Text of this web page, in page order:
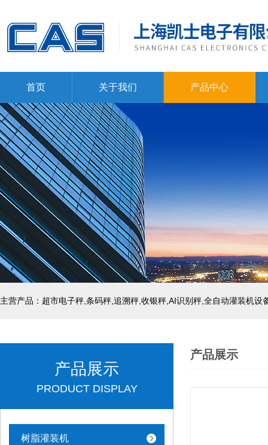
首页 关于我们 产品中心
主营产品：超市电子秤,条码秤,追溯秤,收银秤,AI识别秤,全自动灌装机设
产品展示
PRODUCT DISPLAY
树脂灌装机
产品展示